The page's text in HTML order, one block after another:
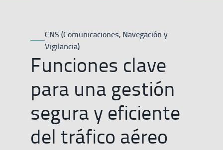
CNS (Comunicaciones, Navegación y
Vigilancia)
Funciones clave
para una gestión
segura y eficiente
del tráfico aéreo